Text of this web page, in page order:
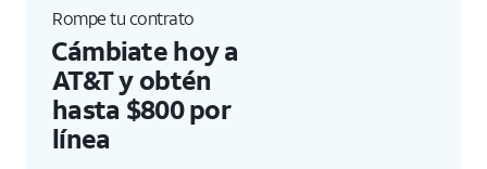
Rompe tu contrato
Cámbiate hoy a
AT&T y obtén
hasta $800 por
línea